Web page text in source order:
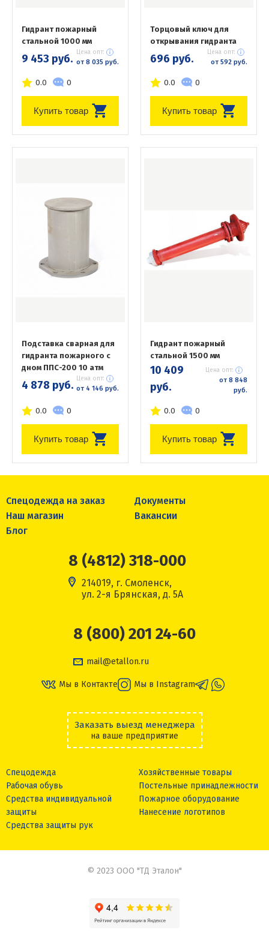
Гидрант пожарный
стальной 1000 мм
9 453 руб. Цена опт:
от 8 035 руб.
0.0 0
Купить товар
Торцовый ключ для
открывания гидранта
696 руб. Цена опт:
от 592 руб.
0.0 0
Купить товар
Подставка сварная для
гидранта пожарного с
дном ППС-200 10 атм
4 878 руб. Цена опт:
от 4 146 руб.
0.0 0
Купить товар
Гидрант пожарный
стальной 1500 мм
10 409
руб.
Цена опт:
от 8 848
руб.
0.0 0
Купить товар
Спецодежда на заказ
Документы
Наш магазин
Вакансии
Блог
8 (4812) 318-000
214019, г. Смоленск,
ул. 2-я Брянская, д. 5А
8 (800) 201 24-60
mail@etallon.ru
Мы в Контакте Мы в Instagram
Заказать выезд менеджера
на ваше предприятие
Спецодежда
Рабочая обувь
Средства индивидуальной
защиты
Средства защиты рук
Хозяйственные товары
Постельные принадлежности
Пожарное оборудование
Нанесение логотипов
© 2023 ООО "ТД Эталон"